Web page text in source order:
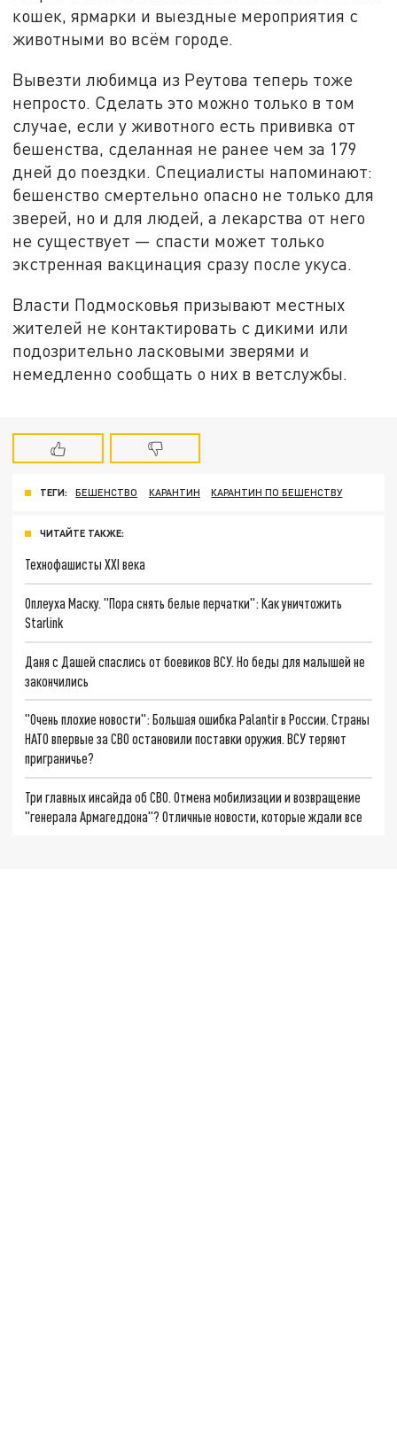
кошек, ярмарки и выездные мероприятия с
животными во всём городе.
Вывезти любимца из Реутова теперь тоже
непросто. Сделать это можно только в том
случае, если у животного есть прививка от
бешенства, сделанная не ранее чем за 179
дней до поездки. Специалисты напоминают:
бешенство смертельно опасно не только для
зверей, но и для людей, а лекарства от него
не существует — спасти может только
экстренная вакцинация сразу после укуса.
Власти Подмосковья призывают местных
жителей не контактировать с дикими или
подозрительно ласковыми зверями и
немедленно сообщать о них в ветслужбы.
ТЕГИ: БЕШЕНСТВО КАРАНТИН КАРАНТИН ПО БЕШЕНСТВУ
ЧИТАЙТЕ ТАКЖЕ:
Технофашисты XXI века
Оплеуха Маску. "Пора снять белые перчатки": Как уничтожить
Starlink
Даня с Дашей спаслись от боевиков ВСУ. Но беды для малышей не
закончились
"Очень плохие новости": Большая ошибка Palantir в России. Страны
НАТО впервые за СВО остановили поставки оружия. ВСУ теряют
приграничье?
Три главных инсайда об СВО. Отмена мобилизации и возвращение
"генерала Армагеддона"? Отличные новости, которые ждали все